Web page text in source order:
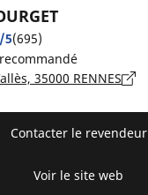
5(695)
35000 RENNES
Contacter le revendeur
Voir le site web